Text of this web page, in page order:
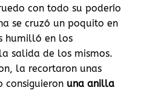
con todo su poderío
se cruzó un poquito en
humilló en los
salida de los mismos.
la recortaron unas
consiguieron una anilla